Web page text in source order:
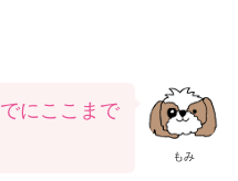
もみ
にここまで